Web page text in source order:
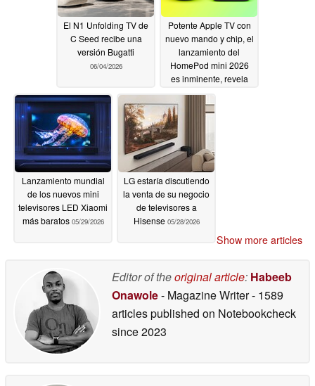
El N1 Unfolding TV de
C Seed recibe una
versión Bugatti
06/04/2026
Potente Apple TV con
nuevo mando y chip, el
lanzamiento del
HomePod mini 2026
es inminente, revela
una filtración
Lanzamiento mundial
de los nuevos mini
televisores LED Xiaomi
más baratos 05/29/2026
LG estaría discutiendo
la venta de su negocio
de televisores a
Hisense 05/28/2026
Show more articles
Editor of theoriginal article: Habeeb
Onawole- Magazine Writer- 1589
articles published on Notebookcheck
since 2023